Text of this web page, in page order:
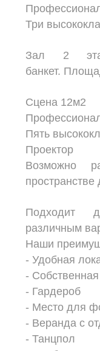
Три
Зал 2
банкет.
Сцена 12м2
Пять
Проектор
Возможно
Подходит
различным
Наши
- Удобная
-
- Гардероб
- Место для
- Веранда c
- Танцпол